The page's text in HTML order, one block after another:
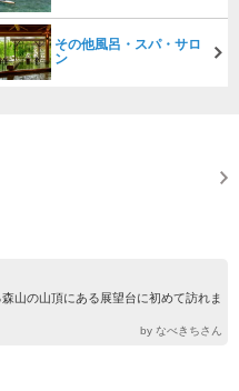
その他風呂・スパ・サロ
ン
山の山頂にある展望台に初めて訪れま
by なべきちさん